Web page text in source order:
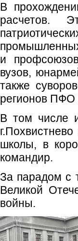
В
расчетов.
и
вузов,
также
регионов ПФО
В том числе
школы, в
командир.
За парадом с
Великой
войны.